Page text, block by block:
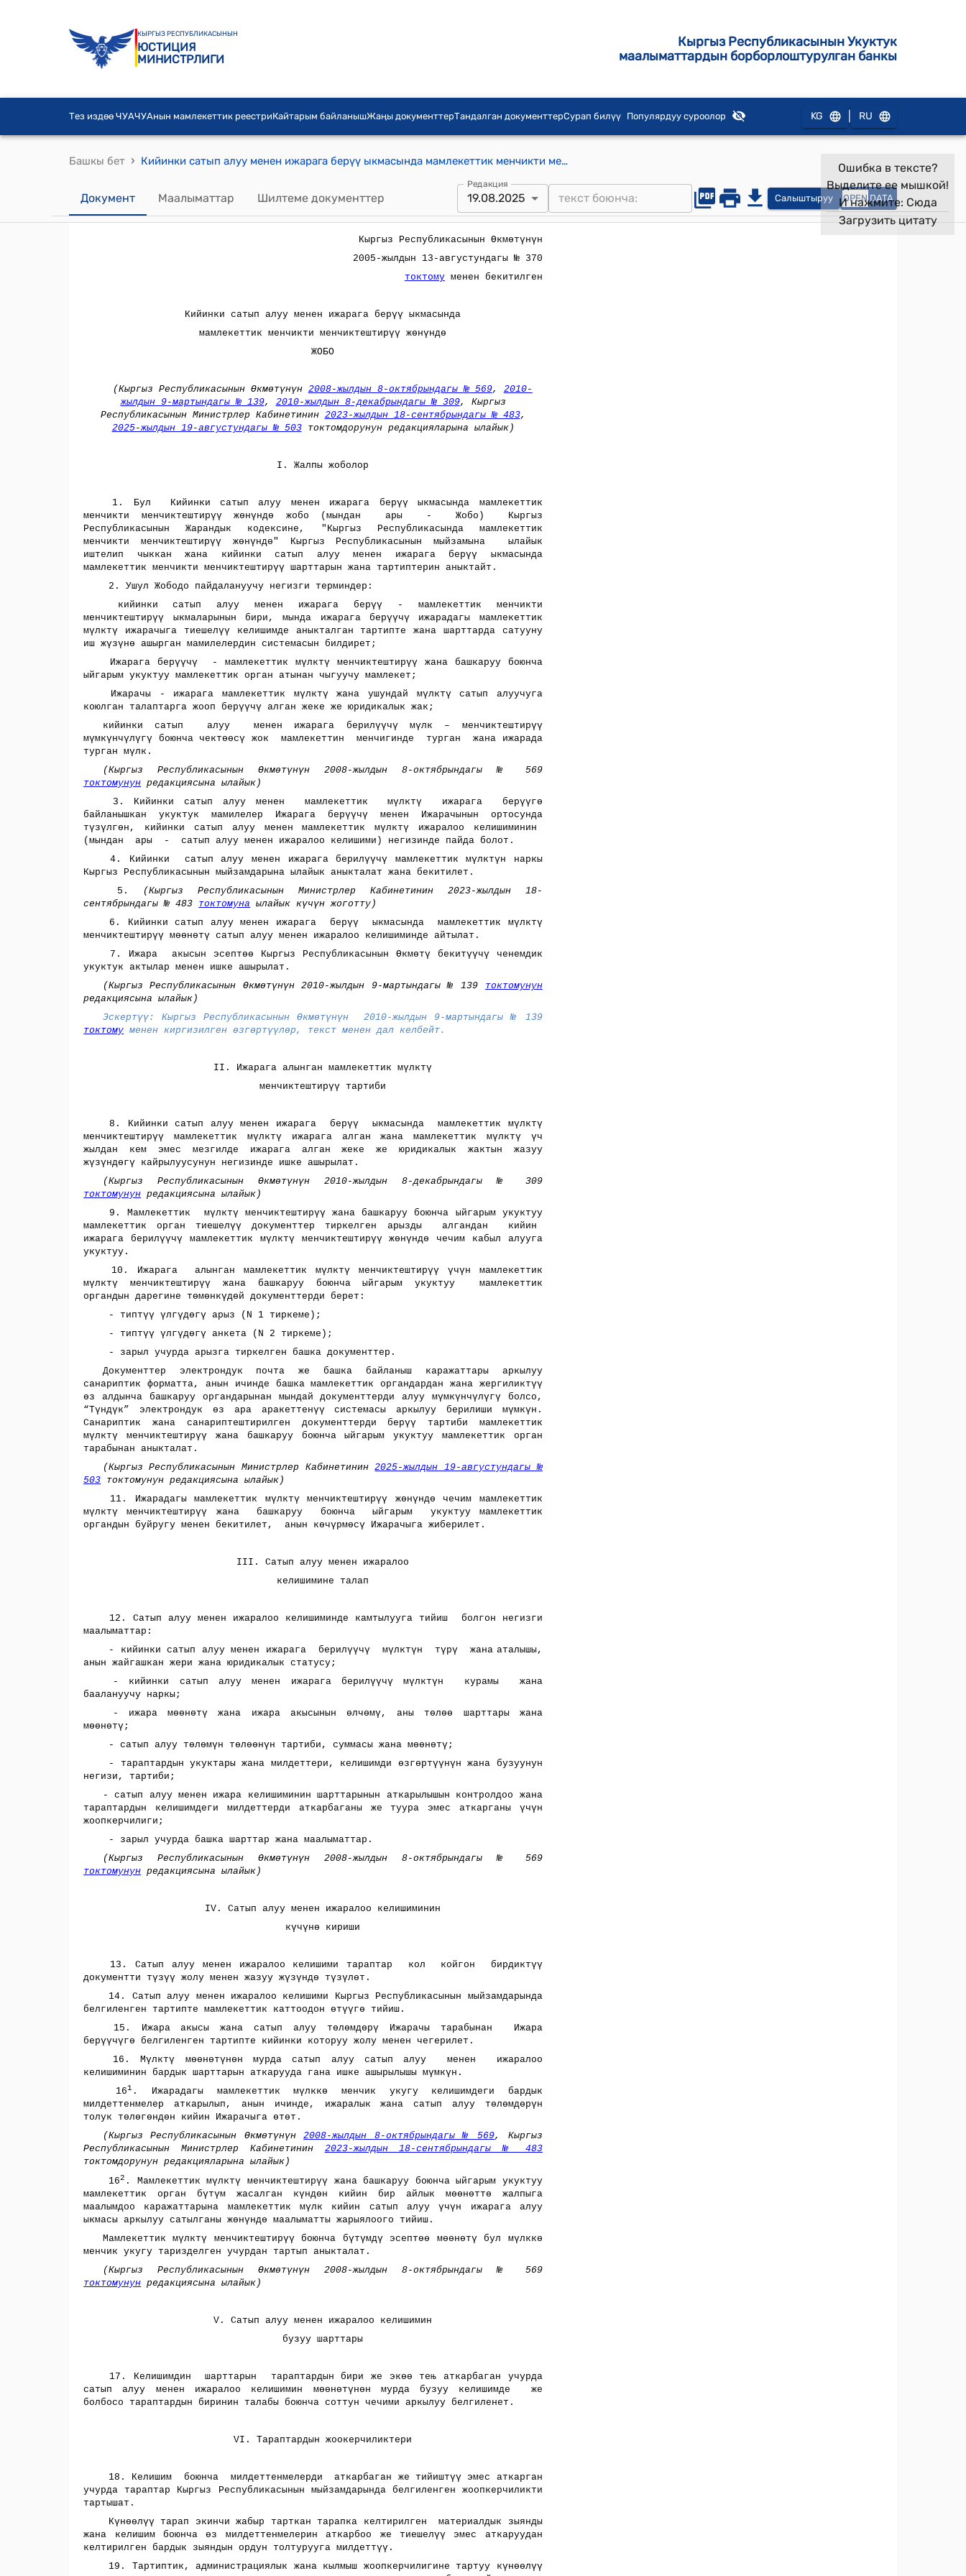
КЫРГЫЗ РЕСПУБЛИКАСЫНЫН
ЮСТИЦИЯ
МИНИСТРЛИГИ
Кыргыз Республикасынын Укуктук
маалыматтардын борборлоштурулган банкы
Тез издөө ЧУАЧУАнын мамлекеттик реестриКайтарым байланышЖаңы документтерТандалган документтерСурап билүү Популярдуу суроолор KG RU
Башкы бет › Кийинки сатып алуу менен ижарага берүү ыкмасында мамлекеттик менчикти менчиктештирүү жөнүндө (Кыргыз Республикасынын Өкмөтүнүн 2005-жылдын 13-августундагы № 370 токтому менен бекитилген) жобо
Документ Маалыматтар Шилтеме документтер
Редакция
19.08.2025 Салыштыруу OPEN DATA
Ошибка в тексте?
Выделите ее мышкой!
И нажмите: Сюда
Загрузить цитату